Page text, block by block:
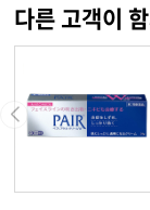
다른 고객이